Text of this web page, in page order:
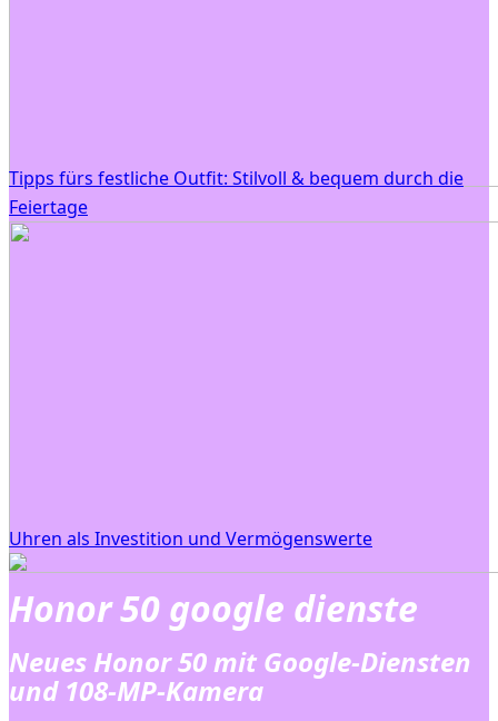
Tipps fürs festliche Outfit: Stilvoll & bequem durch die
Feiertage
Uhren als Investition und Vermögenswerte
Honor 50 google dienste
Neues Honor 50 mit Google-Diensten
und 108-MP-Kamera